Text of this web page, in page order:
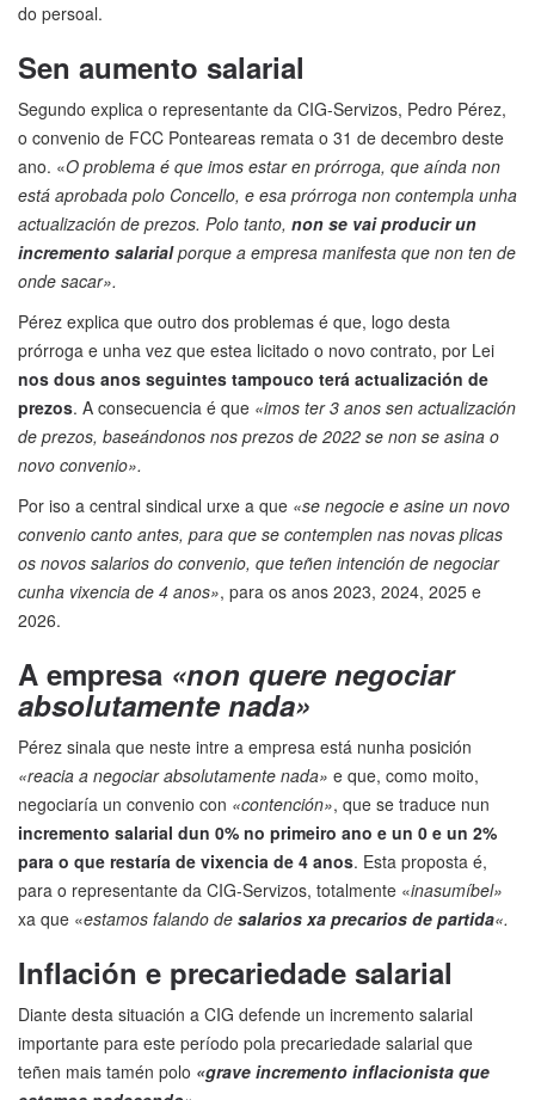
do persoal.
Sen aumento salarial
Segundo explica o representante da CIG-Servizos, Pedro Pérez,
o convenio de FCC Ponteareas remata o 31 de decembro deste
ano. «O problema é que imos estar en prórroga, que aínda non
está aprobada polo Concello, e esa prórroga non contempla unha
actualización de prezos. Polo tanto, non se vai producir un
incremento salarialporque a empresa manifesta que non ten de
onde sacar».
Pérez explica que outro dos problemas é que, logo desta
prórroga e unha vez que estea licitado o novo contrato, por Lei
nos dous anos seguintes tampouco terá actualización de
prezos. A consecuencia é que «imos ter 3 anos sen actualización
de prezos, baseándonos nos prezos de 2022 se non se asina o
novo convenio».
Por iso a central sindical urxe a que «se negocie e asine un novo
convenio canto antes, para que se contemplen nas novas plicas
os novos salarios do convenio, que teñen intención de negociar
cunha vixencia de 4 anos», para os anos 2023, 2024, 2025 e
2026.
A empresa «non quere negociar
absolutamente nada»
Pérez sinala que neste intre a empresa está nunha posición
«reacia a negociar absolutamente nada» e que, como moito,
negociaría un convenio con «contención», que se traduce nun
incremento salarial dun 0% no primeiro ano e un 0 e un 2%
para o que restaría de vixencia de 4 anos. Esta proposta é,
para o representante da CIG-Servizos, totalmente «inasumíbel»
xa que «estamos falando de salarios xa precarios de partida«.
Inflación e precariedade salarial
Diante desta situación a CIG defende un incremento salarial
importante para este período pola precariedade salarial que
teñen mais tamén polo «grave incremento inflacionista que